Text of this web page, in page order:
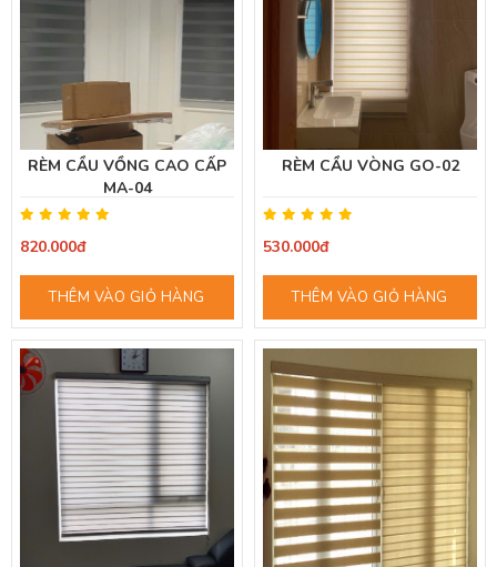
RÈM CẦU VỒNG CAO CẤP
MA-04
820.000đ
THÊM VÀO GIỎ HÀNG
RÈM CẦU VÒNG GO-02
530.000đ
THÊM VÀO GIỎ HÀNG